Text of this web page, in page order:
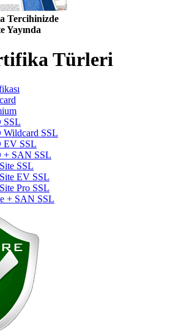
Tercihinizde
Yayında
Türleri
SSL
Wildcard SSL
EV SSL
+ SAN SSL
SSL
EV SSL
Pro SSL
+ SAN SSL